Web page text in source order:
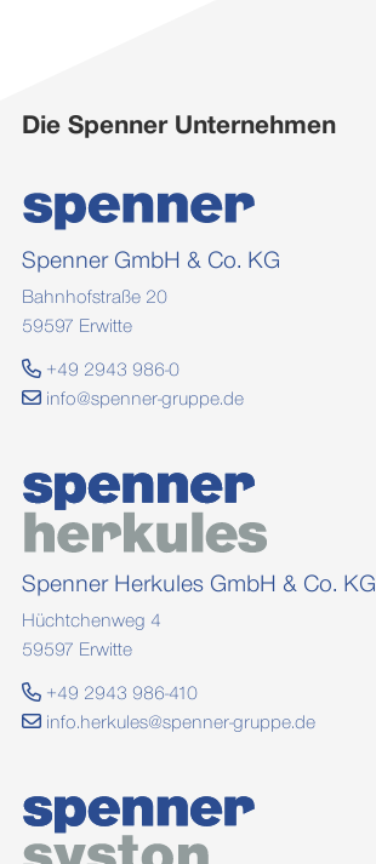
Die Spenner Unternehmen
Spenner GmbH & Co. KG
Bahnhofstraße 20
59597 Erwitte
+49 2943 986-0
info@spenner-gruppe.de
Spenner Herkules GmbH & Co. KG
Hüchtchenweg 4
59597 Erwitte
+49 2943 986-410
info.herkules@spenner-gruppe.de